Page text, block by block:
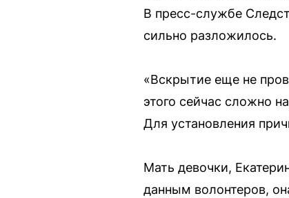
В пресс-службе
сильно разложилось.
«Вскрытие еще не
этого сейчас сложно
Для установления
Мать девочки,
данным волонтеров,